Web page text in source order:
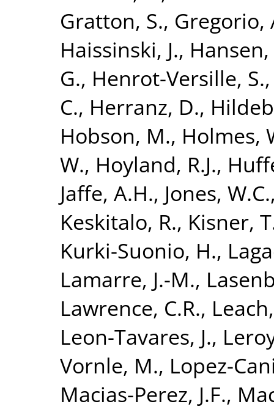
Gratton, S., Gregorio,
Haissinski, J., Hansen,
G., Henrot-Versille, S.
C., Herranz, D.,
Hobson, M., Holmes,
W., Hoyland, R.J.,
Jaffe, A.H., Jones, W.C.
Keskitalo, R., Kisner,
Kurki-Suonio, H.,
Lamarre, J.-M.,
Lawrence, C.R.,
Leon-Tavares, J.,
Vornle, M., Lopez-
Macias-Perez, J.F.,